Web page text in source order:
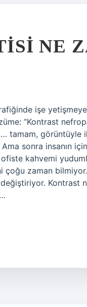
NE
işe yetişmeye
“Kontrast
tamam, görüntüyle
sonra insanın
kahvemi
çoğu zaman
Kontrast